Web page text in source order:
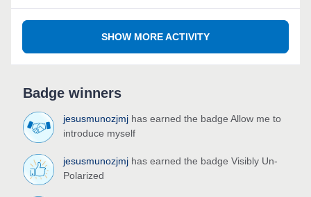
「面」で光路をまとめることは可能でしょうか？例えば、解
析対象に保持機構や筐体が含まれる場合、ZOSモデルに
STEPファイルを使用することがあります。その場合、モデ
ルに複数の面が定義されていますが、光路がどの面に当たっ
たのかが知りたいことがあります。
SHOW MORE ACTIVITY
Badge winners
jesusmunozjmj has earned the badge Allow me to
introduce myself
jesusmunozjmj has earned the badge Visibly Un-
Polarized